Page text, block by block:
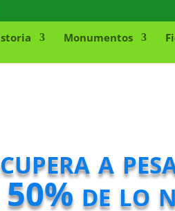
Monumentos
a
50% de lo